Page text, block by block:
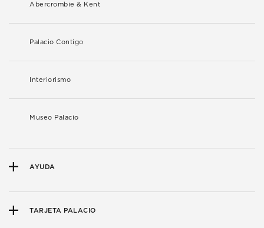
Abercrombie & Kent
Palacio Contigo
Interiorismo
Museo Palacio
AYUDA
TARJETA PALACIO